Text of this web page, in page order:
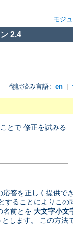
モジ
2.4
翻訳済み言語: en
とで 修正を試みる
答を正しく提供で
することによりこの
名前とを 大文字小文
します。 この方法